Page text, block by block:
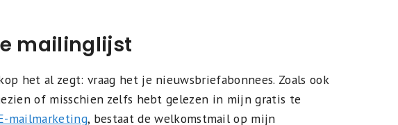
mailinglijst
het al zegt: vraag het je nieuwsbriefabonnees. Zoals ook
of misschien zelfs hebt gelezen in mijn gratis te
mailmarketing, bestaat de welkomstmail op mijn